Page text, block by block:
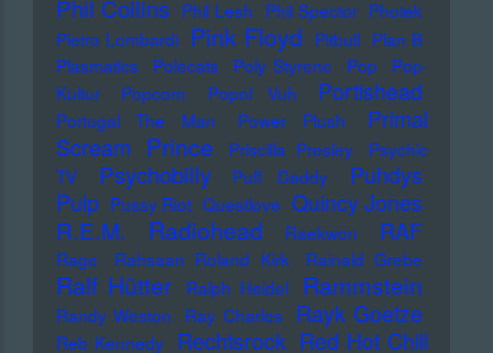
Phil Collins Phil Lesh Phil Spector Photek
Pietro Lombardi
Pink Floyd Pitbull Plan B
Plasmatics
Polecats Poly Styrene Pop
Pop-
Kultur
Popcorn Popol Vuh Portishead
Portugal The Man Power Plush
Primal
Scream
Prince Priscilla Presley
Psychic
TV
Psychobilly Puff Daddy
Puhdys
Pulp Pussy Riot Questlove Quincy Jones
R.E.M. Radiohead Raekwon RAF
Rage Rahsaan Roland Kirk Rainald Grebe
Ralf Hütter Ralph Heidel Rammstein
Randy Weston Ray Charles Rayk Goetze
Reb Kennedy Rechtsrock Red Hot Chili